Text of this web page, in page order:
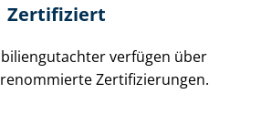
Zertifiziert
verfügen über
Zer­ti­fi­zie­run­gen.